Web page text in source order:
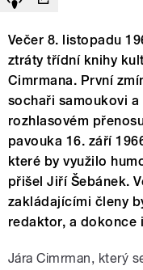
Večer 8. listopadu
ztráty třídní knihy
Cimrmana. První
sochaři samoukovi
rozhlasovém
pavouka 16. září
které by využilo
přišel Jiří Šebánek.
zakládajícími členy
redaktor, a dokonce
Jára Cimrman, který